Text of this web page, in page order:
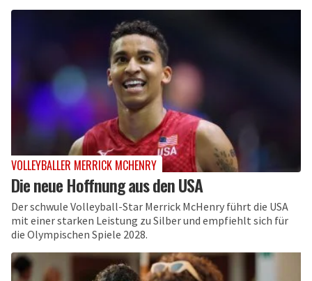
VOLLEYBALLER MERRICK MCHENRY
Die neue Hoffnung aus den USA
Der schwule Volleyball-Star Merrick McHenry führt die USA
mit einer starken Leistung zu Silber und empfiehlt sich für
die Olympischen Spiele 2028.